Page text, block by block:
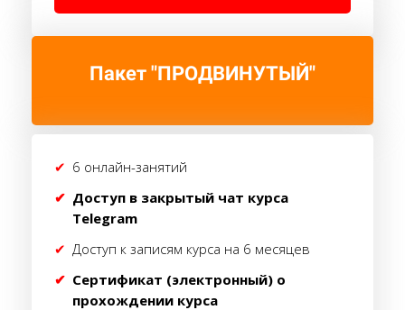
Пакет "ПРОДВИНУТЫЙ"
6 онлайн-занятий
Доступ в закрытый чат курса
Telegram
Доступ к записям курса на 6 месяцев
Сертификат (электронный) о
прохождении курса